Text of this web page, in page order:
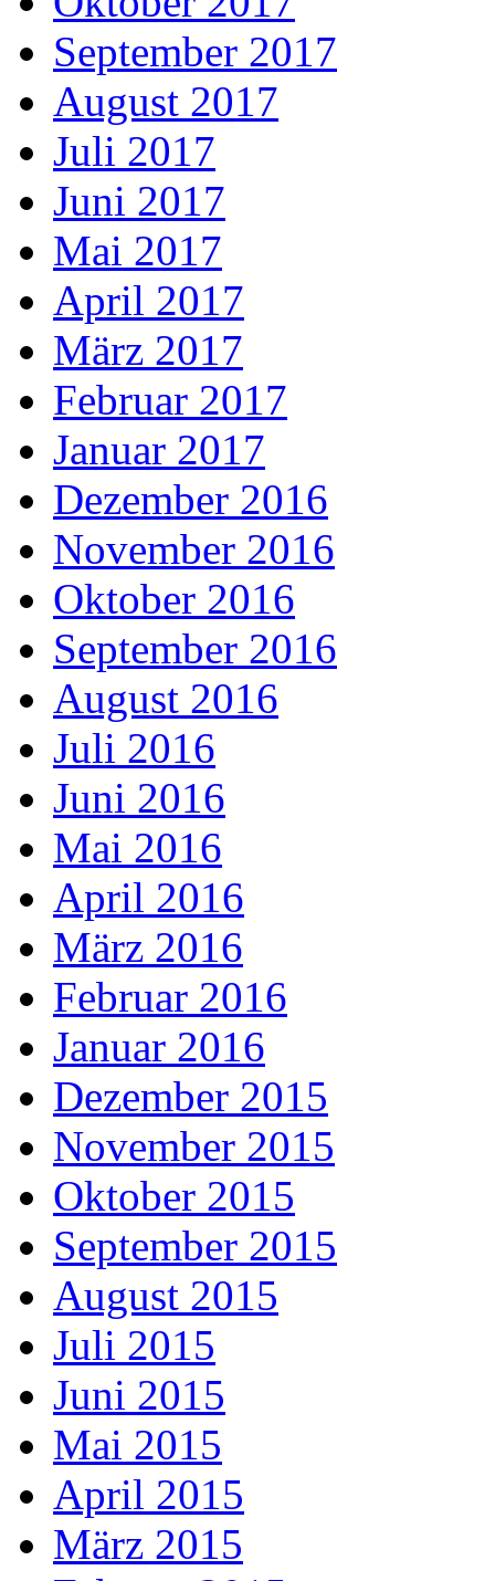
September 2017
August 2017
Juli 2017
Juni 2017
Mai 2017
April 2017
März 2017
Februar 2017
Januar 2017
Dezember 2016
November 2016
Oktober 2016
September 2016
August 2016
Juli 2016
Juni 2016
Mai 2016
April 2016
März 2016
Februar 2016
Januar 2016
Dezember 2015
November 2015
Oktober 2015
September 2015
August 2015
Juli 2015
Juni 2015
Mai 2015
April 2015
März 2015